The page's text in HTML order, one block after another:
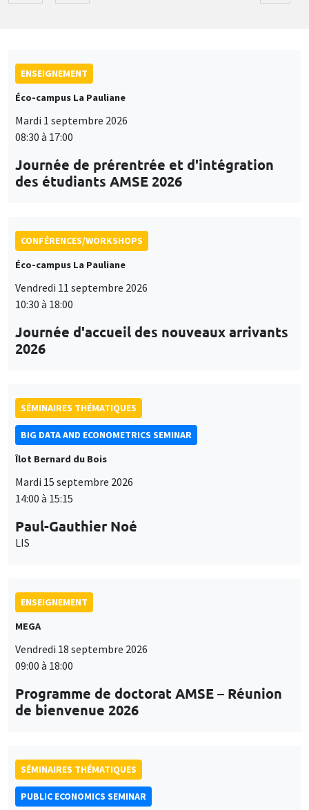
ENSEIGNEMENT
Éco-campus La Pauliane
Mardi 1 septembre 2026
08:30 à 17:00
Journée de prérentrée et d'intégration
des étudiants AMSE 2026
CONFÉRENCES/WORKSHOPS
Éco-campus La Pauliane
Vendredi 11 septembre 2026
10:30 à 18:00
Journée d'accueil des nouveaux arrivants
2026
SÉMINAIRES THÉMATIQUES
BIG DATA AND ECONOMETRICS SEMINAR
Îlot Bernard du Bois
Mardi 15 septembre 2026
14:00 à 15:15
Paul-Gauthier Noé
LIS
ENSEIGNEMENT
MEGA
Vendredi 18 septembre 2026
09:00 à 18:00
Programme de doctorat AMSE – Réunion
de bienvenue 2026
SÉMINAIRES THÉMATIQUES
PUBLIC ECONOMICS SEMINAR